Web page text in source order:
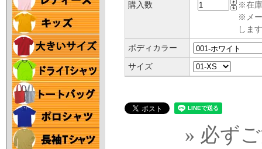
購入数
※在庫
※メー
しま
ボディカラー
サイズ
» 必ず